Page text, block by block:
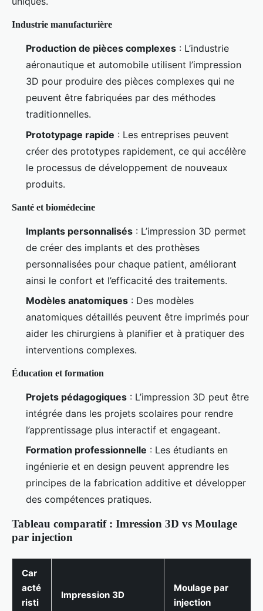
Industrie manufacturière
Production de pièces complexes : L’industrie
aéronautique et automobile utilisent l’impression
3D pour produire des pièces complexes qui ne
peuvent être fabriquées par des méthodes
traditionnelles.
Prototypage rapide : Les entreprises peuvent
créer des prototypes rapidement, ce qui accélère
le processus de développement de nouveaux
produits.
Santé et biomédecine
Implants personnalisés : L’impression 3D permet
de créer des implants et des prothèses
personnalisées pour chaque patient, améliorant
ainsi le confort et l’efficacité des traitements.
Modèles anatomiques : Des modèles
anatomiques détaillés peuvent être imprimés pour
aider les chirurgiens à planifier et à pratiquer des
interventions complexes.
Éducation et formation
Projets pédagogiques : L’impression 3D peut être
intégrée dans les projets scolaires pour rendre
l’apprentissage plus interactif et engageant.
Formation professionnelle : Les étudiants en
ingénierie et en design peuvent apprendre les
principes de la fabrication additive et développer
des compétences pratiques.
Tableau comparatif : Imression 3D vs Moulage
par injection
Car
acté
risti
Impression 3D
Moulage par
injection